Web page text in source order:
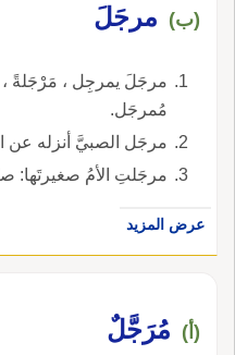
(ب) مرجَلَ
مرجَلَ يمرجِل ، مَرْجَلةً
مُمرجَل.
مرجَل الصبيَّ أنزله عن
مرجَلتِ الأمُ صغيرتَها:
عرض المزيد
(أ) مُرَجَّلٌ